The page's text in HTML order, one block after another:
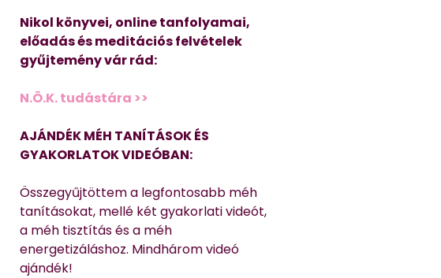
Nikol könyvei, online tanfolyamai,
előadás és meditációs felvételek
gyűjtemény vár rád:
N.Ö.K. tudástára >>
AJÁNDÉK MÉH TANÍTÁSOK ÉS
GYAKORLATOK VIDEÓBAN:
Összegyűjtöttem a legfontosabb méh
tanításokat, mellé két gyakorlati videót,
a méh tisztítás és a méh
energetizáláshoz. Mindhárom videó
ajándék!